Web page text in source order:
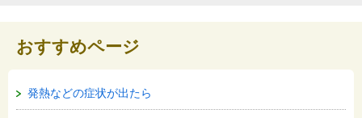
おすすめページ
発熱などの症状が出たら